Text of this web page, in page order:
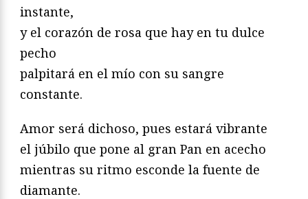
instante,
y el corazón de rosa que hay en tu dulce
pecho
palpitará en el mío con su sangre
constante.
Amor será dichoso, pues estará vibrante
el júbilo que pone al gran Pan en acecho
mientras su ritmo esconde la fuente de
diamante.